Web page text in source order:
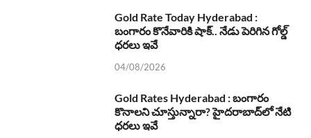
Gold Rate Today Hyderabad :
బంగారం కొనేవారికి షాక్.. నేడు పెరిగిన గోల్డ్
ధరలు ఇవే
04/08/2026
Gold Rates Hyderabad : బంగారం
కొనాలని చూస్తున్నారా? హైదరాబాద్‌లో నేటి
ధరలు ఇవే